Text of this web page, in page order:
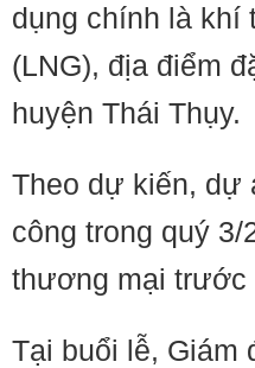
dụng chính là khí
(LNG), địa điểm
huyện Thái Thụy.
Theo dự kiến, dự
công trong quý 3/
thương mại trước
Tại buổi lễ, Giám